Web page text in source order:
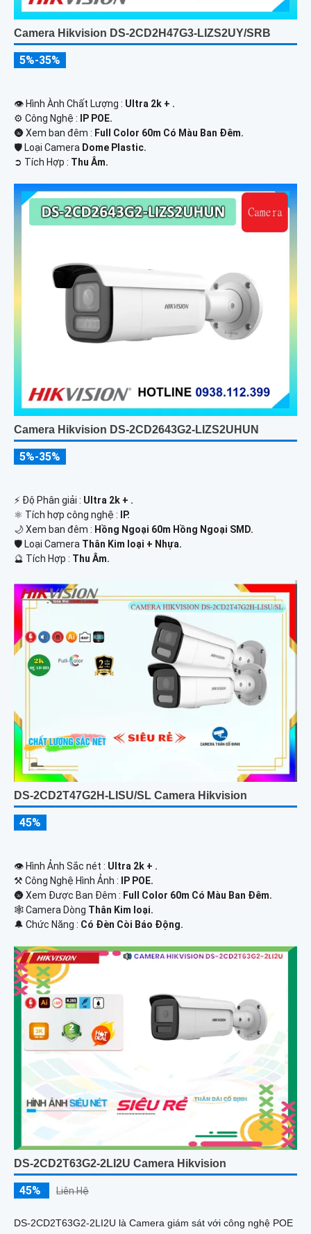
Camera Hikvision DS-2CD2H47G3-LIZS2UY/SRB
5%-35%
👁 Hình Ành Chất Lượng : Ultra 2k + .
⚙ Công Nghệ :
IP POE.
🌚 Xem ban đêm : Full Color 60m Có Màu Ban Ðêm.
🛡 Loại Camera Dome Plastic.
️➲ Tích Hợp : Thu Âm.
Camera Hikvision DS-2CD2643G2-LIZS2UHUN
5%-35%
️⚡ Độ Phân giải : Ultra 2k + .
⚛️ Tích hợp công nghệ :
IP.
🌙 Xem ban đêm : Hồng Ngoại 60m Hồng Ngoại SMD.
🛡 Loại Camera Thân Kim loại + Nhựa.
️🔮 Tích Hợp : Thu Âm.
DS-2CD2T47G2H-LISU/SL Camera Hikvision
45%
👁 Hình Ảnh Sắc nét : Ultra 2k + .
⚒ Công Nghệ Hình Ảnh :
IP POE.
🌚 Xem Được Ban Đêm : Full Color 60m Có Màu Ban Ðêm.
🕸️ Camera Dòng Thân Kim loại.
️🔔 Chức Năng : Có Ðèn Còi Báo Động.
DS-2CD2T63G2-2LI2U Camera Hikvision
45% Liên Hệ
DS-2CD2T63G2-2LI2U là Camera giám sát với công nghệ POE